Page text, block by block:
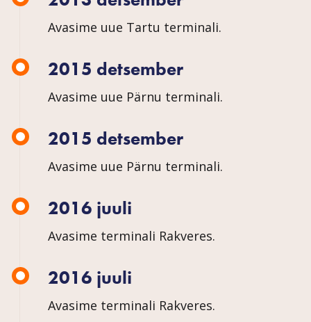
Avasime uue Tartu terminali.
2015 detsember
Avasime uue Pärnu terminali.
2015 detsember
Avasime uue Pärnu terminali.
2016 juuli
Avasime terminali Rakveres.
2016 juuli
Avasime terminali Rakveres.